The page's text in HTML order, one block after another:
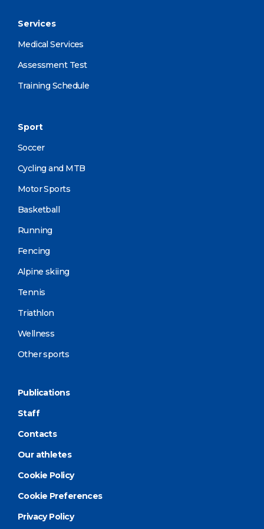
Services
Medical Services
Assessment Test
Training Schedule
Sport
Soccer
Cycling and MTB
Motor Sports
Basketball
Running
Fencing
Alpine skiing
Tennis
Triathlon
Wellness
Other sports
Publications
Staff
Contacts
Our athletes
Cookie Policy
Cookie Preferences
Privacy Policy